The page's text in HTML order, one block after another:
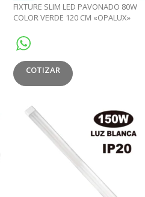
FIXTURE SLIM LED PAVONADO 80W
COLOR VERDE 120 CM «OPALUX»
COTIZAR